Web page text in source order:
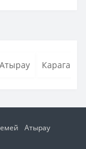
Атырау Караганда
Атырау